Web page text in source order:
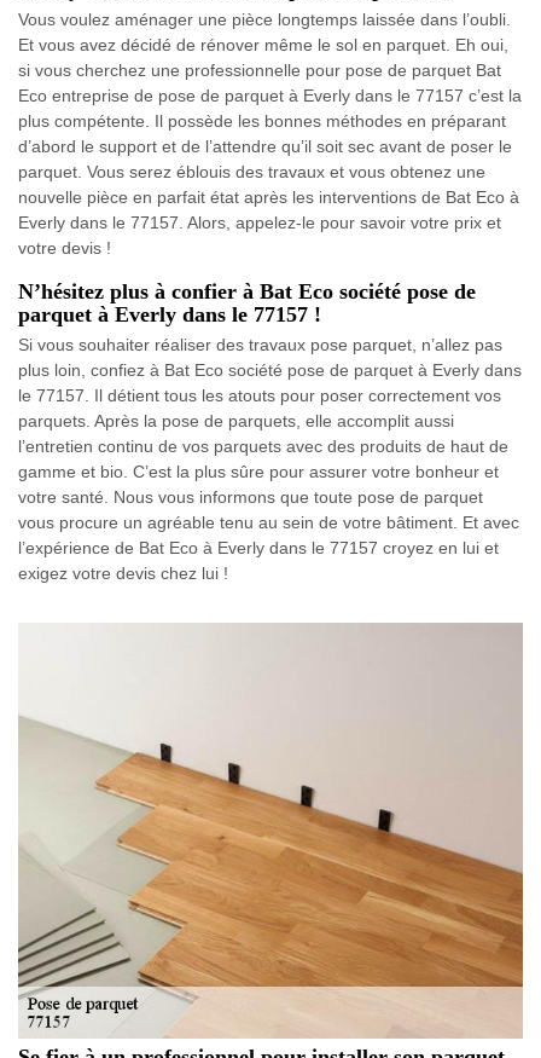
Vous voulez aménager une pièce longtemps laissée dans l’oubli.
Et vous avez décidé de rénover même le sol en parquet. Eh oui,
si vous cherchez une professionnelle pour pose de parquet Bat
Eco entreprise de pose de parquet à Everly dans le 77157 c’est la
plus compétente. Il possède les bonnes méthodes en préparant
d’abord le support et de l’attendre qu’il soit sec avant de poser le
parquet. Vous serez éblouis des travaux et vous obtenez une
nouvelle pièce en parfait état après les interventions de Bat Eco à
Everly dans le 77157. Alors, appelez-le pour savoir votre prix et
votre devis !
N’hésitez plus à confier à Bat Eco société pose de
parquet à Everly dans le 77157 !
Si vous souhaiter réaliser des travaux pose parquet, n’allez pas
plus loin, confiez à Bat Eco société pose de parquet à Everly dans
le 77157. Il détient tous les atouts pour poser correctement vos
parquets. Après la pose de parquets, elle accomplit aussi
l’entretien continu de vos parquets avec des produits de haut de
gamme et bio. C’est la plus sûre pour assurer votre bonheur et
votre santé. Nous vous informons que toute pose de parquet
vous procure un agréable tenu au sein de votre bâtiment. Et avec
l’expérience de Bat Eco à Everly dans le 77157 croyez en lui et
exigez votre devis chez lui !